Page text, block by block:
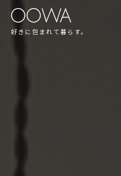
好きに包まれて暮らす。